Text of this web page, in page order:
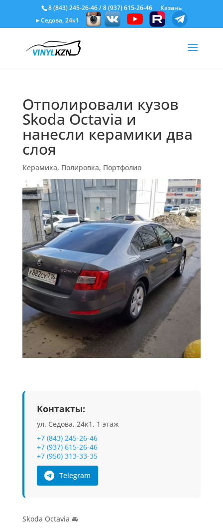
8 (843) 245-26-46/8 (937) 615-26-46
Казань
►Седова, 24к1
Отполировали кузов
Skoda Octavia и
нанесли керамики два
слоя
Керамика, Полировка, Портфолио
Контакты:
ул. Седова, 24к1, 1 этаж
+7 (843) 245-26-46
+7 (937) 615-26-46
+7 (950) 313-33-35
Telegram
Skoda Octavia 🚘